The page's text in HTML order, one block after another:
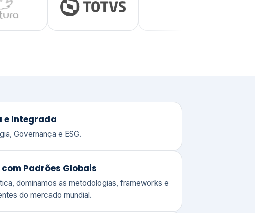
e Integrada
Governança e ESG.
Padrões Globais
dominamos as metodologias, frameworks e
do mercado mundial.